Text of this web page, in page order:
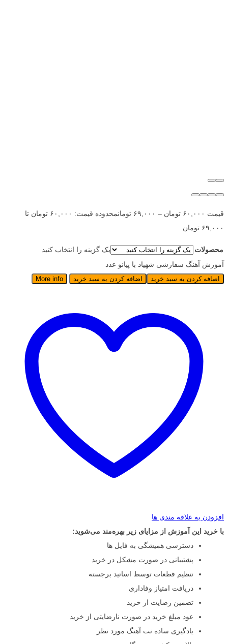
قیمت ۶۰,۰۰۰ تومان – ۶۹,۰۰۰ تومان
محدوده قیمت: ۶۰,۰۰۰ تومان تا
۶۹,۰۰۰ تومان
محصولات
یک گزینه را انتخاب کنید
آموزش آهنگ سفارشی شهیاد با پیانو عدد
اضافه کردن به سبد خرید اضافه کردن به سبد خرید More info
افزودن به علاقه مندی ها
با خرید این آموزش از مزایای زیر بهره‌مند می‌شوید:
دسترسی همیشگی به فایل ها
پشتیبانی در صورت مشکل در خرید
تنظیم قطعات توسط اساتید برجسته
دریافت امتیاز وفاداری
تضمین رضایت از خرید
عود مبلغ خرید در صورت نارضایتی از خرید
یادگیری ساده نت آهنگ مورد نظر